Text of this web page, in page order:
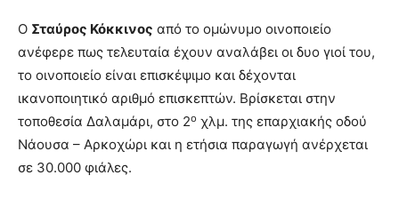
Ο Σταύρος Κόκκινος από το ομώνυμο οινοποιείο
ανέφερε πως τελευταία έχουν αναλάβει οι δυο γιοί του,
το οινοποιείο είναι επισκέψιμο και δέχονται
ικανοποιητικό αριθμό επισκεπτών. Βρίσκεται στην
τοποθεσία Δαλαμάρι, στο 2ο χλμ. της επαρχιακής οδού
Νάουσα – Αρκοχώρι και η ετήσια παραγωγή ανέρχεται
σε 30.000 φιάλες.